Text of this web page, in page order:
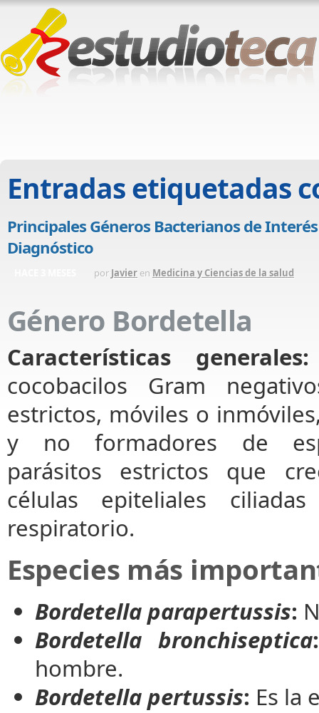
Entradas etiquetadas
Principales Géneros Bacterianos de
Diagnóstico
por Javier en Medicina y Ciencias de la salud
Género Bordetella
Características generales:
cocobacilos Gram
estrictos, móviles o
y no formadores de
parásitos estrictos que
células epiteliales
respiratorio.
Especies más
Bordetella parapertussis:
Bordetella bronchiseptica:
hombre.
Bordetella pertussis: Es la